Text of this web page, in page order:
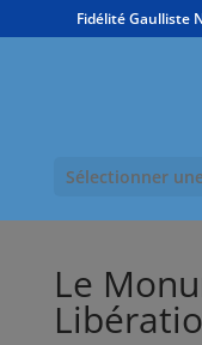
Fidélité Gaulliste
Sélectionner
Le